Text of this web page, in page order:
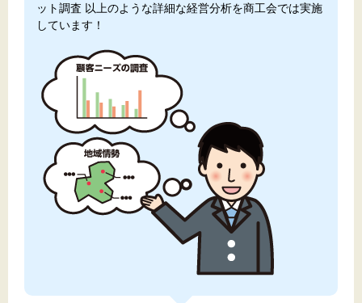
ット調査 以上のような詳細な経営分析を商工会では実施
しています！